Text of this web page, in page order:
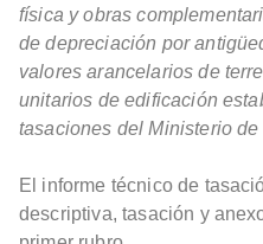
física y obras
de depreciación por
valores arancelarios de
unitarios de edificación
tasaciones del Ministerio
El informe técnico de
descriptiva, tasación y